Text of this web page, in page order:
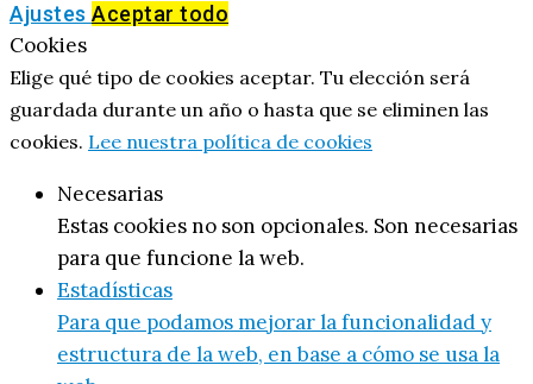
Ajustes Aceptar todo
Cookies
Elige qué tipo de cookies aceptar. Tu elección será
guardada durante un año o hasta que se eliminen las
cookies. Lee nuestra política de cookies
Necesarias
Estas cookies no son opcionales. Son necesarias
para que funcione la web.
Estadísticas
Para que podamos mejorar la funcionalidad y
estructura de la web, en base a cómo se usa la